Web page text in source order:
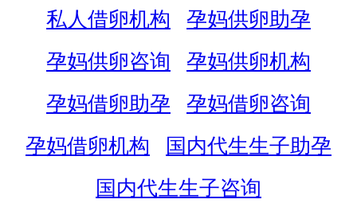
私人借卵机构
孕妈供卵助孕
孕妈供卵咨询
孕妈供卵机构
孕妈借卵助孕
孕妈借卵咨询
孕妈借卵机构
国内代生生子助孕
国内代生生子咨询